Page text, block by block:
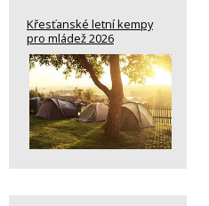
Křesťanské letní kempy
pro mládež 2026